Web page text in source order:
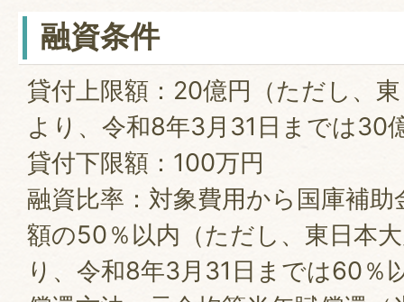
融資条件
貸付上限額：20億円（ただし、
より、令和8年3月31日までは30
貸付下限額：100万円
融資比率：対象費用から国庫補
額の50％以内（ただし、東日本
り、令和8年3月31日までは60％